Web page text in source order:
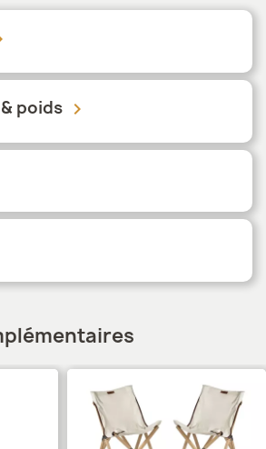
poids keyboard_arrow_down